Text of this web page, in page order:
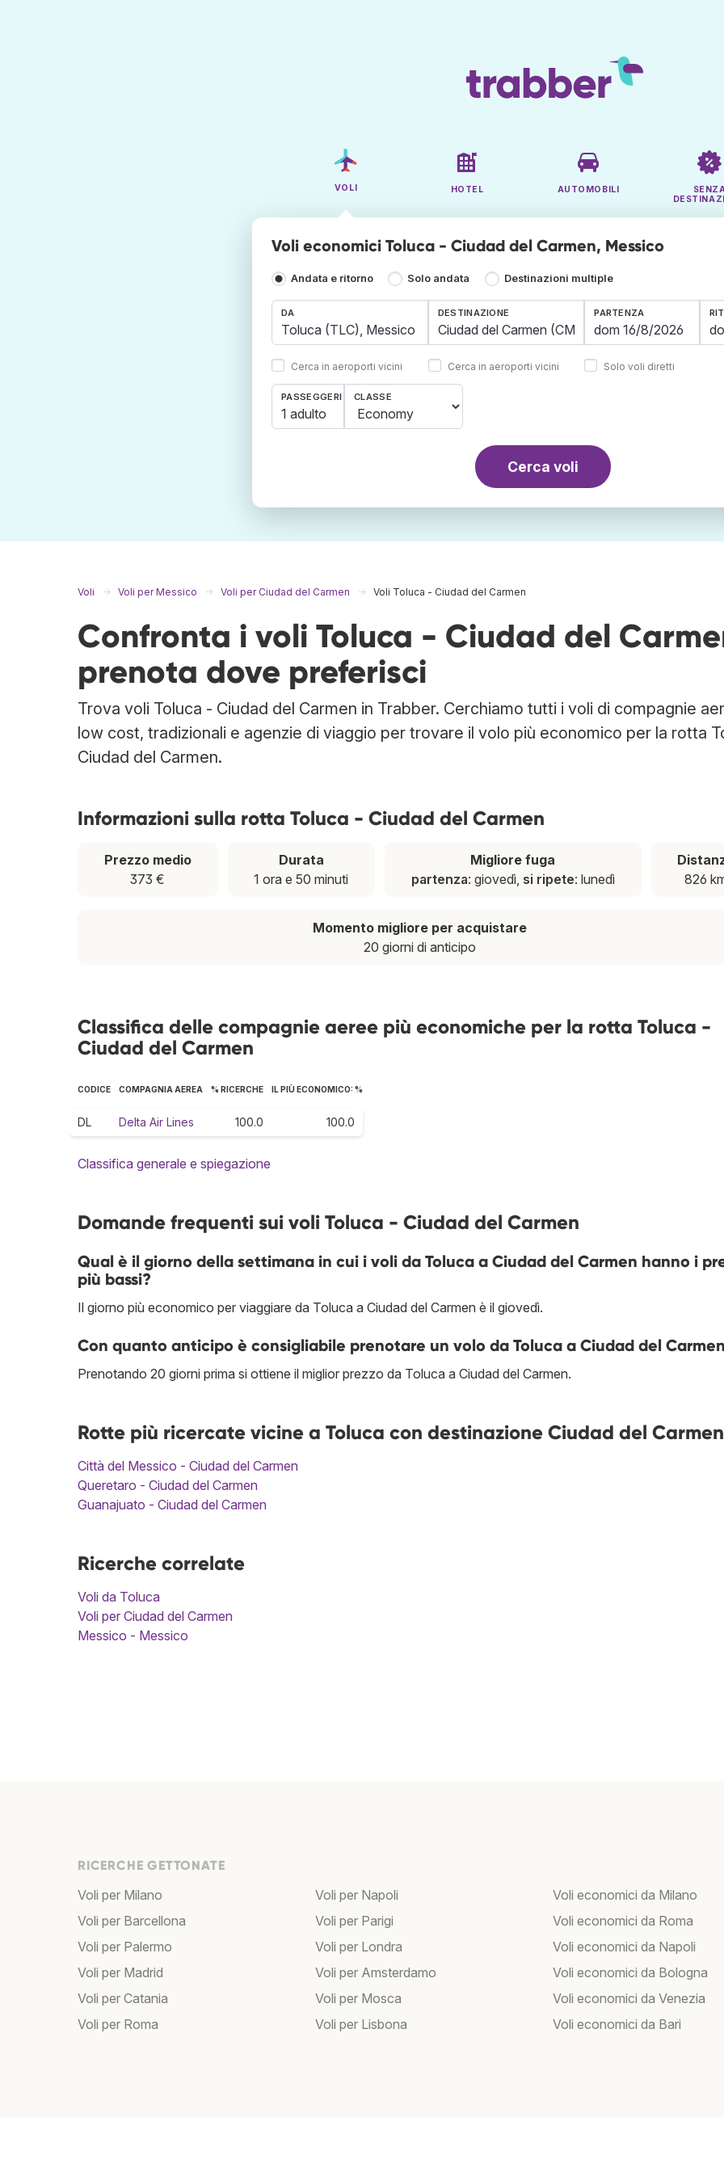
VOLI HOTEL AUTOMOBILI
Voli economici Toluca - Ciudad del Carmen, Messico
Andata e ritorno Solo andata Destinazioni multiple
DA
Cerca in aeroporti vicini
DESTINAZIONE
Cerca in aeroporti vicini
PARTENZA
Solo voli diretti
PASSEGGERI
1 adulto
CLASSE
Cerca voli
Voli Voli per Messico Voli per Ciudad del Carmen Voli Toluca - Ciudad del Carmen
Confronta i voli Toluca - Ciudad del
prenota dove preferisci
Trova voli Toluca - Ciudad del Carmen in Trabber. Cerchiamo tutti i voli di compagnie
low cost, tradizionali e agenzie di viaggio per trovare il volo più economico per la rotta
Ciudad del Carmen.
Informazioni sulla rotta Toluca - Ciudad del Carmen
Prezzo medio
373 €
Durata
1 ora e 50 minuti
Migliore fuga
partenza: giovedì, si ripete: lunedì
826
Momento migliore per acquistare
20 giorni di anticipo
Classifica delle compagnie aeree più economiche per la rotta Toluca -
Ciudad del Carmen
CODICE COMPAGNIA AEREA % RICERCHE IL PIÙ ECONOMICO: %
DL Delta Air Lines 100.0 100.0
Classifica generale e spiegazione
Domande frequenti sui voli Toluca - Ciudad del Carmen
Qual è il giorno della settimana in cui i voli da Toluca a Ciudad del Carmen hanno i
più bassi?
Il giorno più economico per viaggiare da Toluca a Ciudad del Carmen è il giovedì.
Con quanto anticipo è consigliabile prenotare un volo da Toluca a Ciudad del
Prenotando 20 giorni prima si ottiene il miglior prezzo da Toluca a Ciudad del Carmen.
Rotte più ricercate vicine a Toluca con destinazione Ciudad del Carmen
Città del Messico - Ciudad del Carmen
Queretaro - Ciudad del Carmen
Guanajuato - Ciudad del Carmen
Ricerche correlate
Voli da Toluca
Voli per Ciudad del Carmen
Messico - Messico
RICERCHE GETTONATE
Voli per Milano
Voli per Barcellona
Voli per Palermo
Voli per Madrid
Voli per Catania
Voli per Roma
Voli per Napoli
Voli per Parigi
Voli per Londra
Voli per Amsterdamo
Voli per Mosca
Voli per Lisbona
Voli economici da Milano
Voli economici da Roma
Voli economici da Napoli
Voli economici da Bologna
Voli economici da Venezia
Voli economici da Bari